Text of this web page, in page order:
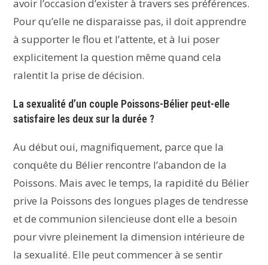
avoir l’occasion d’exister à travers ses préférences.
Pour qu’elle ne disparaisse pas, il doit apprendre
à supporter le flou et l’attente, et à lui poser
explicitement la question même quand cela
ralentit la prise de décision.
La sexualité d’un couple Poissons-Bélier peut-elle
satisfaire les deux sur la durée ?
Au début oui, magnifiquement, parce que la
conquête du Bélier rencontre l’abandon de la
Poissons. Mais avec le temps, la rapidité du Bélier
prive la Poissons des longues plages de tendresse
et de communion silencieuse dont elle a besoin
pour vivre pleinement la dimension intérieure de
la sexualité. Elle peut commencer à se sentir